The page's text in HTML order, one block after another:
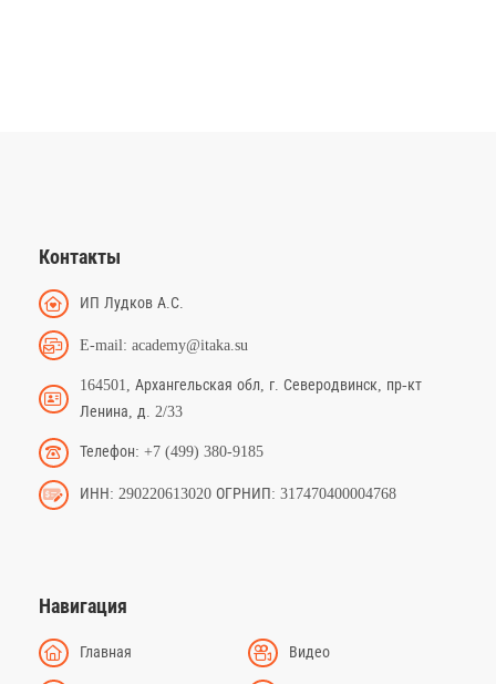
Контакты
ИП Лудков А.С.
E-mail: academy@itaka.su
164501, Архангельская обл, г. Северодвинск, пр-кт
Ленина, д. 2/33
Телефон: +7 (499) 380-9185
ИНН: 290220613020 ОГРНИП: 317470400004768
Навигация
Главная Видео